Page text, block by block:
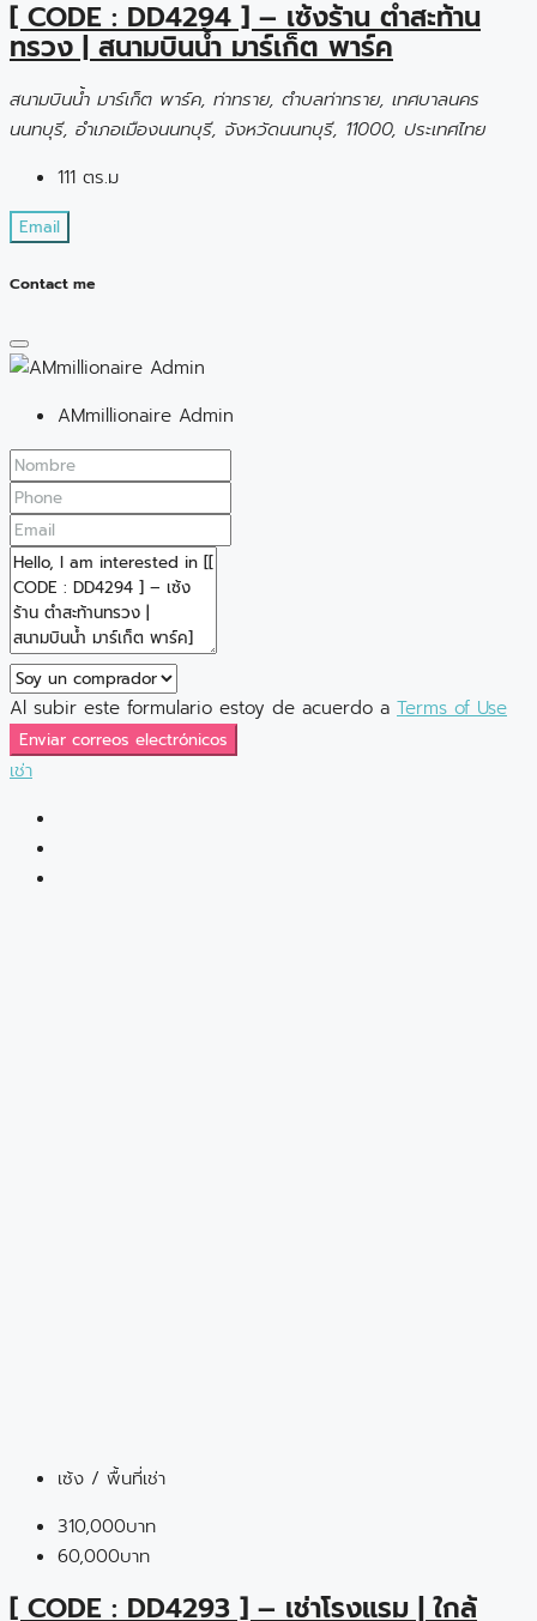
[ CODE : DD4294 ] – เซ้งร้าน ตำสะท้าน
ทรวง | สนามบินน้ำ มาร์เก็ต พาร์ค
สนามบินน้ำ มาร์เก็ต พาร์ค, ท่าทราย, ตำบลท่าทราย, เทศบาลนคร
นนทบุรี, อำเภอเมืองนนทบุรี, จังหวัดนนทบุรี, 11000, ประเทศไทย
111 ตร.ม
Email
Contact me
AMmillionaire Admin
Al subir este formulario estoy de acuerdo a Terms of Use
Enviar correos electrónicos
เช่า
เซ้ง / พื้นที่เช่า
310,000บาท
60,000บาท
[ CODE : DD4293 ] – เช่าโรงแรม | ใกล้